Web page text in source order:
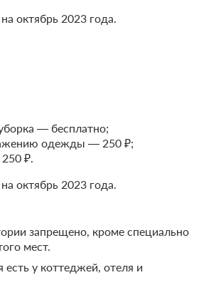
октябрь 2023 года.
— бесплатно;
одежды — 250 ₽;
₽.
октябрь 2023 года.
запрещено, кроме специально
мест.
есть у коттеджей, отеля и